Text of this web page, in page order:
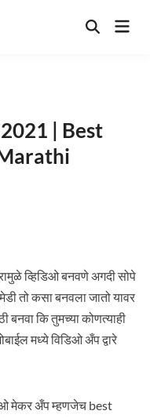
Open
2021 | Best
व्हिडिओ बनवणे अगदी सोपे
तो कसा बनवला जातो यावर
बनवा कि तुमच्या कोणत्याही
मध्ये विडिओ अँप द्वारे
मेकर अँप म्हणजेच best